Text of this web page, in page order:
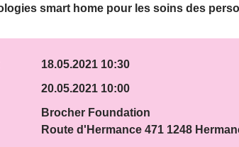
smart home pour les soins des
18.05.2021 10:30
20.05.2021 10:00
Brocher Foundation
Route d'Hermance 471 1248